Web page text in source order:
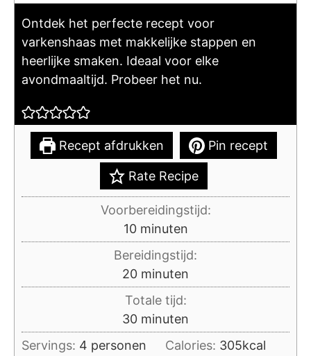
Ontdek het perfecte recept voor
varkenshaas met makkelijke stappen en
heerlijke smaken. Ideaal voor elke
avondmaaltijd. Probeer het nu.
Recept afdrukken Pin recept
Rate Recipe
Voorbereidingstijd:
10minuten
minuten
Bereidingstijd:
20minuten
minuten
Totale tijd:
30minuten
minuten
Servings: 4 personen Calories: 305kcal